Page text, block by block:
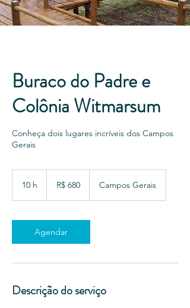
Buraco do Padre e
Colônia Witmarsum
Conheça dois lugares incríveis dos Campos
Gerais
10 h
brasileiros
R$ 680 Campos Gerais
Agendar
Descrição do serviço